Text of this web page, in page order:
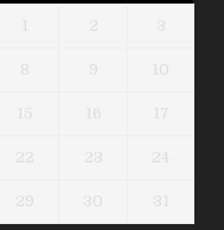
1 2 3
8 9 10
15 16 17
22 23 24
29 30
31